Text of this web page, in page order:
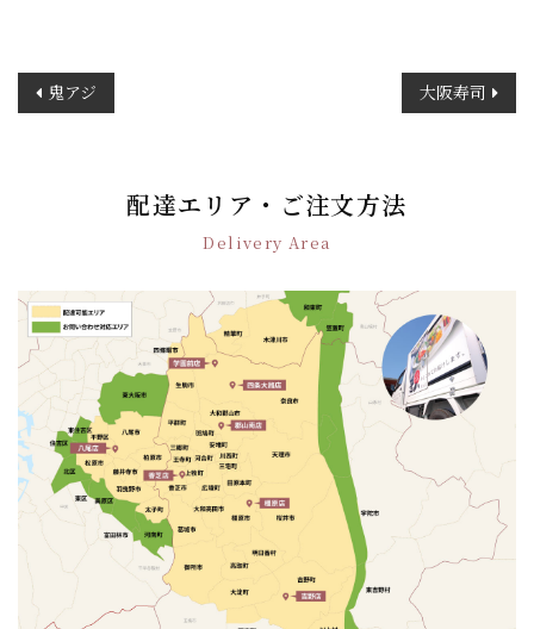
稿
ン
鬼アジ 大阪寿司
配達エリア・ご注文方法
Delivery Area